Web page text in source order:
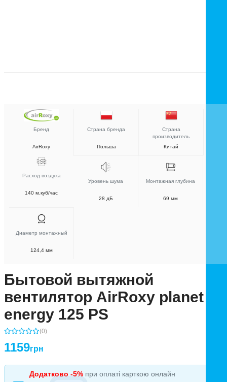
Бренд
AirRoxy
Страна бренда
Польша
Страна
производитель
Китай
Расход воздуха
140 м.куб/час
Уровень шума
28 дБ
Монтажная глубина
69 мм
Диаметр монтажный
124,4 мм
Бытовой вытяжной
вентилятор AirRoxy planet
energy 125 PS
(0)
1159грн
Додатково -5% при оплаті карткою онлайн